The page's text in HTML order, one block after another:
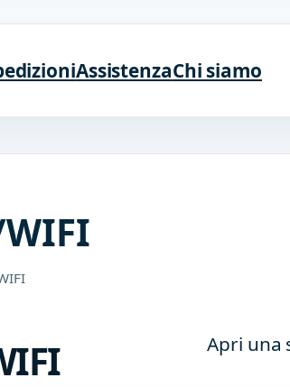
AssistenzaChi siamo
WIFI
Apri una